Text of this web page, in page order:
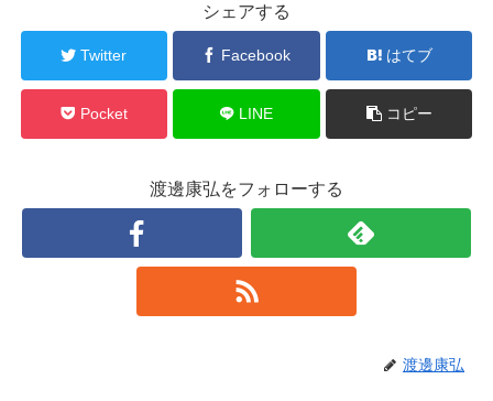
シェアする
Twitter Facebook はてブ
Pocket LINE コピー
渡邊康弘をフォローする
渡邊康弘